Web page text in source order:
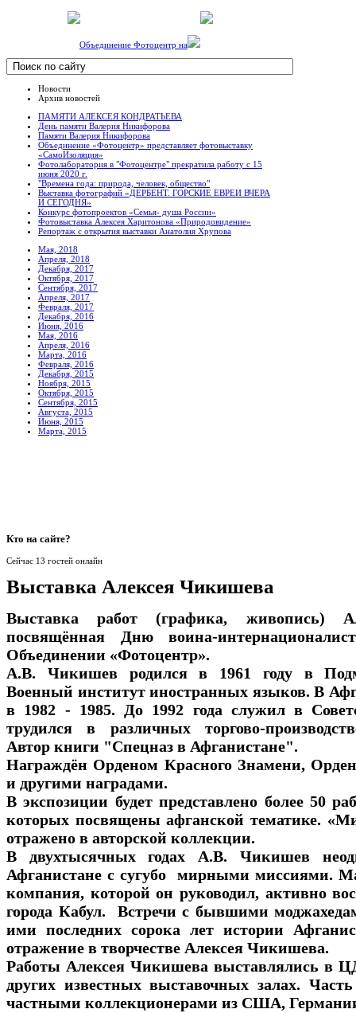
Объединение Фотоцентр на
Новости
Архив новостей
ПАМЯТИ АЛЕКСЕЯ КОНДРАТЬЕВА
День памяти Валерия Никифорова
Памяти Валерия Никифорова
Объединение «Фотоцентр» представляет фотовыставку
«СамоИзоляция»
Фотолаборатория в "Фотоцентре" прекратила работу с 15
июня 2020 г.
"Времена года: природа, человек, общество"
Выставка фотографий «ДЕРБЕНТ. ГОРСКИЕ ЕВРЕИ ВЧЕРА
И СЕГОДНЯ»
Конкурс фотопроектов «Семья- душа России»
Фотовыставка Алексея Харитонова «Природовидение»
Репортаж с открытия выставки Анатолия Хрупова
Мая, 2018
Апреля, 2018
Декабря, 2017
Октября, 2017
Сентября, 2017
Апреля, 2017
Февраля, 2017
Декабря, 2016
Июня, 2016
Мая, 2016
Апреля, 2016
Марта, 2016
Февраля, 2016
Декабря, 2015
Ноября, 2015
Октября, 2015
Сентября, 2015
Августа, 2015
Июня, 2015
Марта, 2015
Кто на сайте?
Сейчас 13 гостей онлайн
Выставка Алексея Чикишева
Выставка работ (графика, живопись)
посвящённая Дню воина-
Объединении «Фотоцентр».
А.В. Чикишев родился в 1961 году в
Военный институт иностранных языков. В
в 1982 - 1985. До 1992 года служил в
трудился в различных торгово-
Автор книги "Спецназ в Афганистане".
Награждён Орденом Красного Знамени,
и другими наградами.
В экспозиции будет представлено более 50
которых посвящены афганской тематике.
отражено в авторской коллекции.
В двухтысячных годах А.В. Чикишев
Афганистане с сугубо мирными миссиями.
компания, которой он руководил, активно
города Кабул. Встречи с бывшими
ими последних сорока лет истории
отражение в творчестве Алексея Чикишева.
Работы Алексея Чикишева выставлялись
других известных выставочных залах.
частными коллекционерами из США,